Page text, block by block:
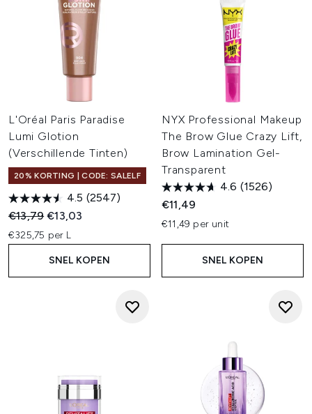
L'Oréal Paris Paradise
Lumi Glotion
(Verschillende Tinten)
20% KORTING | CODE: SALELF
4.5 (2547)
Recommended Retail Price:
€13,79Huidige prijs:
€13,03
€325,75 per L
SNEL KOPEN
NYX Professional Makeup
The Brow Glue Crazy Lift,
Brow Lamination Gel-
Transparent
4.6 (1526)
€11,49
€11,49 per unit
SNEL KOPEN